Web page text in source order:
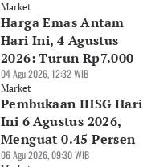
Market
Harga Emas Antam
Hari Ini, 4 Agustus
2026: Turun Rp7.000
04 Agu 2026, 12:32 WIB
Market
Pembukaan IHSG Hari
Ini 6 Agustus 2026,
Menguat 0.45 Persen
06 Agu 2026, 09:30 WIB